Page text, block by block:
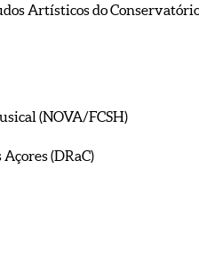
Artísticos do
(NOVA/FCSH)
(DRaC)